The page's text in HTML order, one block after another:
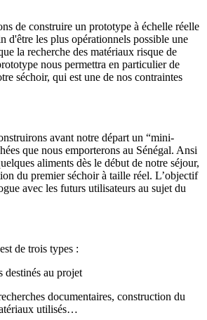
de construire un prototype à échelle réelle
d'être les plus opérationnels possible une
la recherche des matériaux risque de
nous permettra en particulier de
séchoir, qui est une de nos contraintes
avant notre départ un “mini-
que nous emporterons au Sénégal. Ansi
aliments dès le début de notre séjour,
du premier séchoir à taille réel. L’objectif
avec les futurs utilisateurs au sujet du
de trois types :
destinés au projet
documentaires, construction du
utilisés…